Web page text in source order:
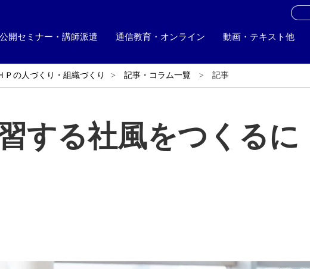
公開セミナー・講師派遣 通信教育・オンライン 動画・テキスト他
Ｐの人づくり・組織づくり 記事・コラム一覽 記事
する社風をつくるに